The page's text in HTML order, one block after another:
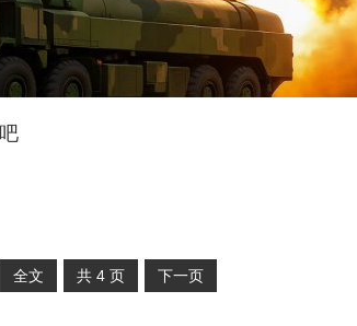
全文 共 4 页 下一页